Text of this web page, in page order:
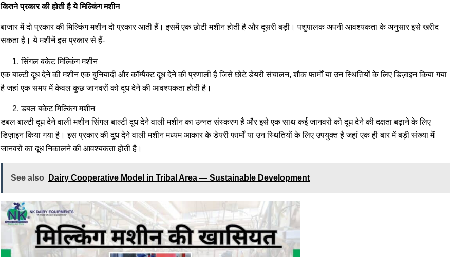
कितने प्रकार की होती है ये मिल्किंग मशीन
बाजार में दो प्रकार की मिल्किंग मशीन दो प्रकार आती हैं। इसमें एक छोटी मशीन होती है और दूसरी बड़़ी। पशुपालक अपनी आवश्यकता के अनुसार इसे खरीद
सकता है। ये मशीनें इस प्रकार से हैं-
सिंगल बकेट मिल्किंग मशीन
एक बाल्टी दूध देने की मशीन एक बुनियादी और कॉम्पैक्ट दूध देने की प्रणाली है जिसे छोटे डेयरी संचालन, शौक फार्मों या उन स्थितियों के लिए डिज़ाइन किया गया
है जहां एक समय में केवल कुछ जानवरों को दूध देने की आवश्यकता होती है।
डबल बकेट मिल्किंग मशीन
डबल बाल्टी दूध देने वाली मशीन सिंगल बाल्टी दूध देने वाली मशीन का उन्नत संस्करण है और इसे एक साथ कई जानवरों को दूध देने की दक्षता बढ़ाने के लिए
डिज़ाइन किया गया है। इस प्रकार की दूध देने वाली मशीन मध्यम आकार के डेयरी फार्मों या उन स्थितियों के लिए उपयुक्त है जहां एक ही बार में बड़ी संख्या में
जानवरों का दूध निकालने की आवश्यकता होती है।
See also Dairy Cooperative Model in Tribal Area — Sustainable Development